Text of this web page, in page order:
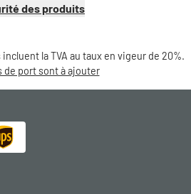
des produits
la TVA au taux en vigeur de 20%.
de port sont à ajouter